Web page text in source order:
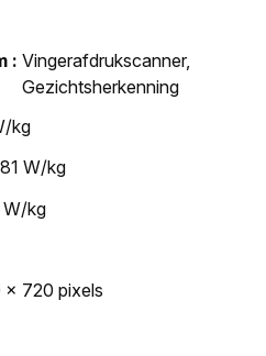
Vingerafdrukscanner,
Gezichtsherkenning
kg
W/kg
W/kg
x 720 pixels